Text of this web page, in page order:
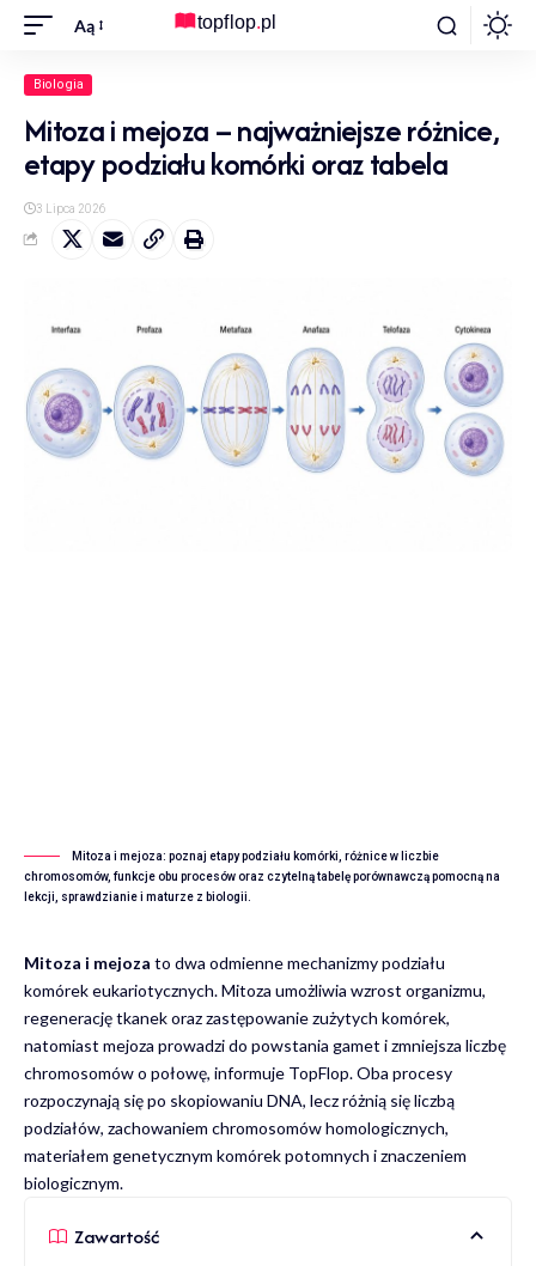
Aą
Biologia
Mitoza i mejoza – najważniejsze różnice,
etapy podziału komórki oraz tabela
3 Lipca 2026
Mitoza i mejoza: poznaj etapy podziału komórki, różnice w liczbie
chromosomów, funkcje obu procesów oraz czytelną tabelę porównawczą pomocną na
lekcji, sprawdzianie i maturze z biologii.
Mitoza i mejoza to dwa odmienne mechanizmy podziału
komórek eukariotycznych. Mitoza umożliwia wzrost organizmu,
regenerację tkanek oraz zastępowanie zużytych komórek,
natomiast mejoza prowadzi do powstania gamet i zmniejsza liczbę
chromosomów o połowę, informuje TopFlop. Oba procesy
rozpoczynają się po skopiowaniu DNA, lecz różnią się liczbą
podziałów, zachowaniem chromosomów homologicznych,
materiałem genetycznym komórek potomnych i znaczeniem
biologicznym.
Zawartość